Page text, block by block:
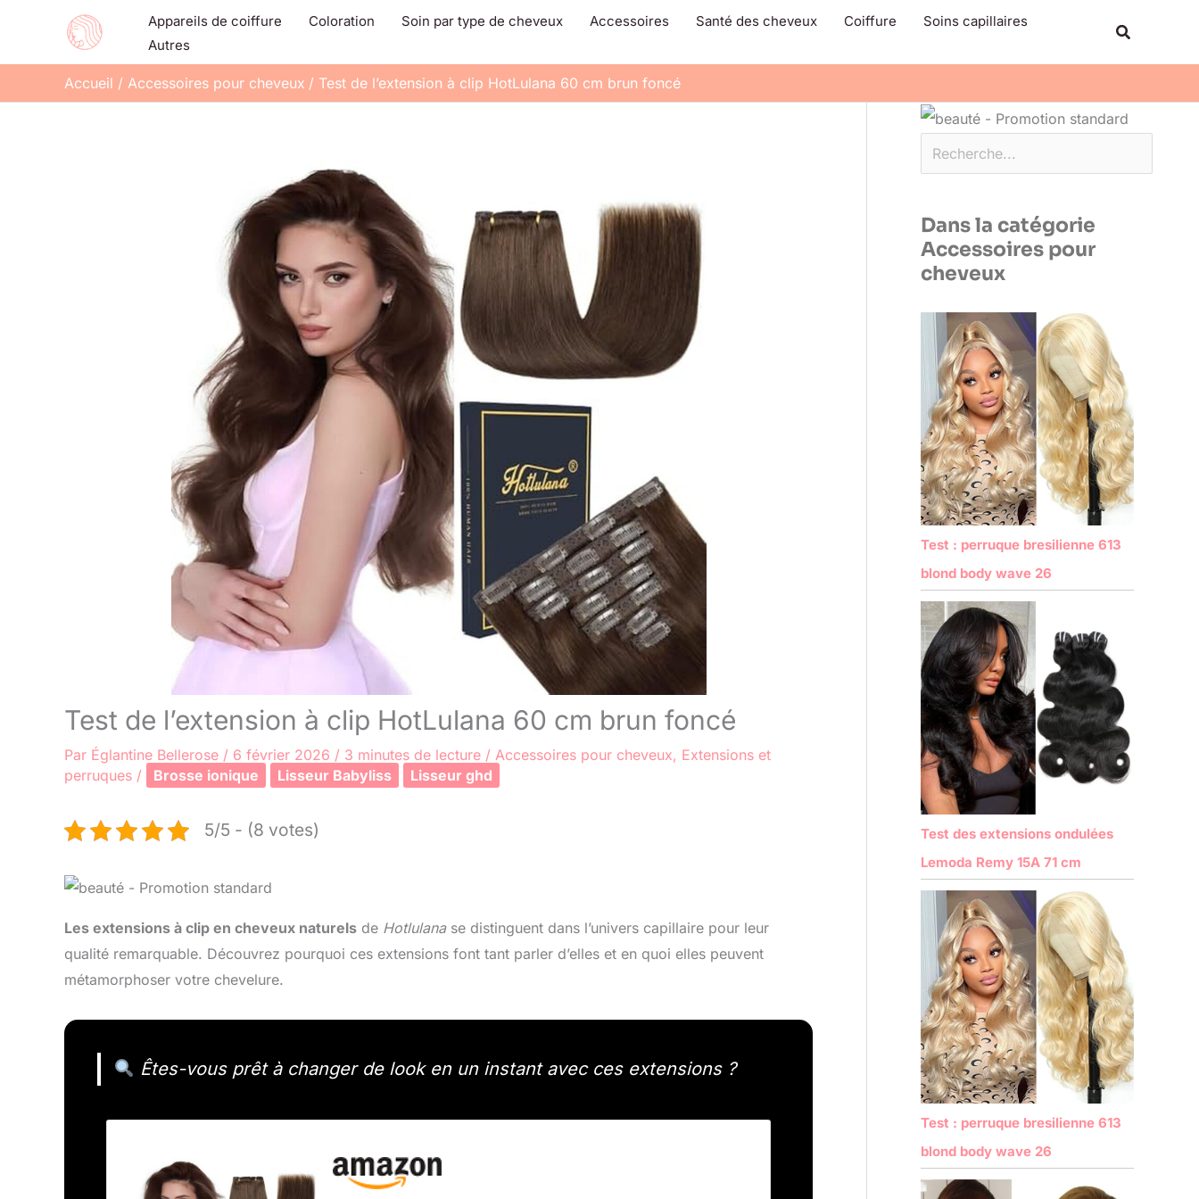
contenu
Appareils de coiffure Coloration Soin par type de cheveux Accessoires Santé des cheveux Coiffure
Soins capillaires
Autres
Accueil Accessoires pour cheveux Test de l’extension à clip HotLulana 60 cm brun foncé
Test de l’extension à clip HotLulana 60 cm brun foncé
Par Églantine Bellerose / 6 février 2026 / 3 minutes de lecture / Accessoires pour cheveux, Extensions et
perruques / Brosse ionique Lisseur Babyliss Lisseur ghd
5/5 - (8 votes)
Les extensions à clip en cheveux naturels de Hotlulanase distinguent dans l’univers capillaire pour leur
qualité remarquable. Découvrez pourquoi ces extensions font tant parler d’elles et en quoi elles peuvent
métamorphoser votre chevelure.
Êtes-vous prêt à changer de look en un instant avec ces extensions ?
Rechercher
Dans la catégorie
Accessoires pour
cheveux
Test : perruque bresilienne 613
blond body wave 26
Test des extensions ondulées
Lemoda Remy 15A 71 cm
Test : perruque bresilienne 613
blond body wave 26